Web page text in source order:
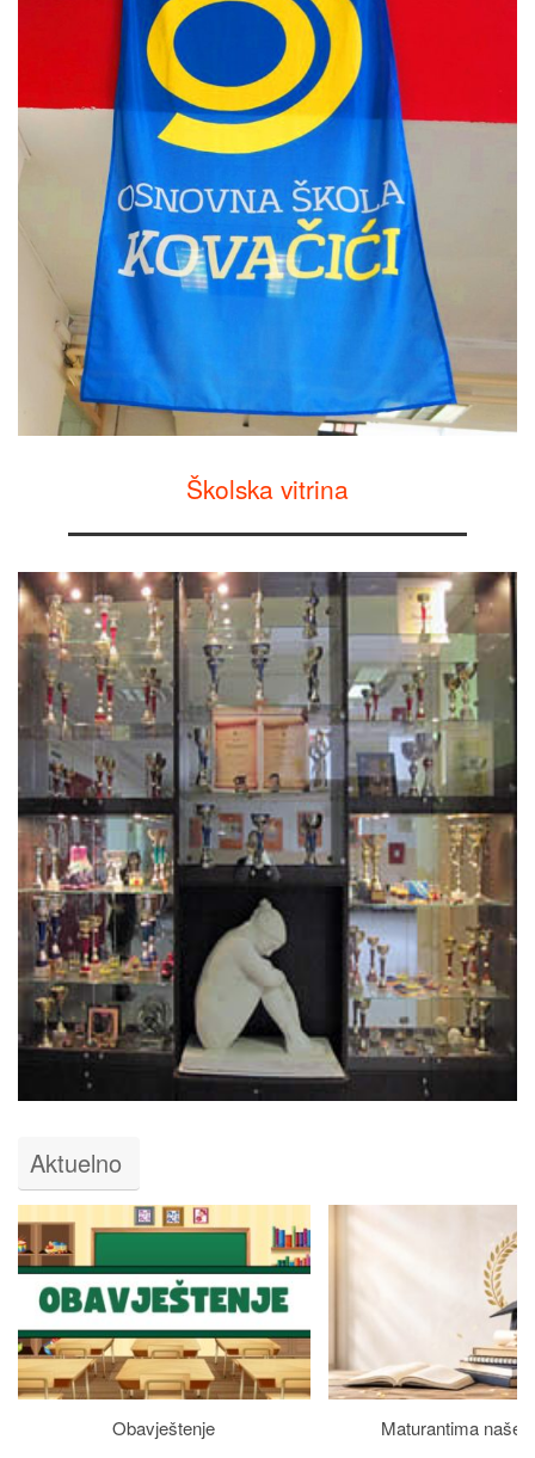
Školska vitrina
Aktuelno
Obavještenje Maturantima naše